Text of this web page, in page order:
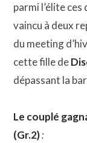
parmi l’élite
vaincu à deux
du meeting
cette fille de
dépassant la
Le couplé
(Gr.2):